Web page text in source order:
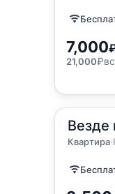
7,000
21,000₽
Везде
Квартира·
50м · до